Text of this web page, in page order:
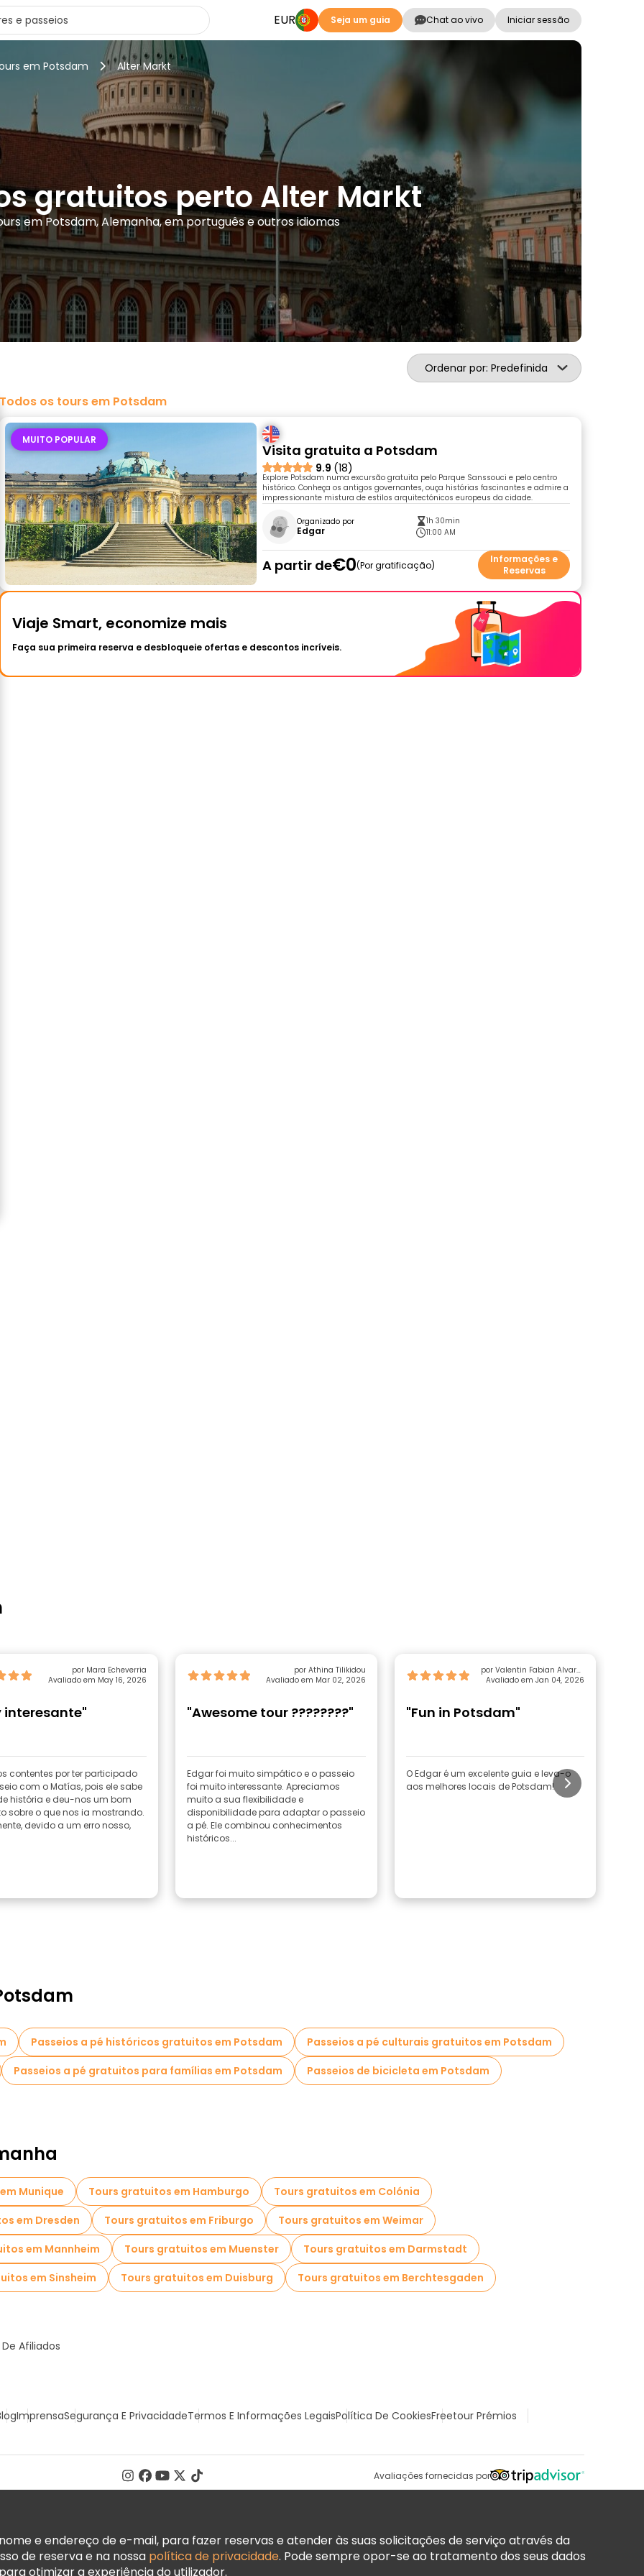
EUR Seja um guia Chat ao vivo Iniciar sessão
em Potsdam Alter Markt
gratuitos perto Alter Markt
em Potsdam, Alemanha, em português e outros idiomas
Ordenar por: Predefinida
Todos os tours em Potsdam
MUITO POPULAR
Visita gratuita a Potsdam
9.9 (18)
Explore Potsdam numa excursão gratuita pelo Parque Sanssouci e pelo centro
histórico. Conheça os antigos governantes, ouça histórias fascinantes e admire a
impressionante mistura de estilos arquitectónicos europeus da cidade.
Organizado por
Edgar
1h 30min
11:00 AM
A partir de€0 Por gratificação
Informações e
Reservas
Viaje Smart, economize mais
Faça sua primeira reserva e desbloqueie ofertas e descontos incríveis.
por Mara Echeverria
Avaliado em May 16, 2026
interesante"
contentes por ter participado
com o Matías, pois ele sabe
história e deu-nos um bom
sobre o que nos ia mostrando.
devido a um erro nosso,
por Athina Tilikidou
Avaliado em Mar 02, 2026
"Awesome tour ????????"
Edgar foi muito simpático e o passeio
foi muito interessante. Apreciamos
muito a sua flexibilidade e
disponibilidade para adaptar o passeio
a pé. Ele combinou conhecimentos
históricos...
por Valentin Fabian Alvarez
Sanchez
Avaliado em Jan 04, 2026
"Fun in Potsdam"
O Edgar é um excelente guia e leva-o
aos melhores locais de Potsdam!
Passeios a pé históricos gratuitos em Potsdam
Passeios a pé culturais gratuitos em Potsdam
Passeios a pé gratuitos para famílias em Potsdam
Passeios de bicicleta em Potsdam
Munique Tours gratuitos em Hamburgo
Tours gratuitos em Colónia
em Dresden Tours gratuitos em Friburgo
Tours gratuitos em Weimar
em Mannheim Tours gratuitos em Muenster
Tours gratuitos em Darmstadt
em Sinsheim Tours gratuitos em Duisburg Tours gratuitos em Berchtesgaden
Afiliados
ImprensaSegurança E PrivacidadeTermos E Informações LegaisPolítica De CookiesFreetour Prémios
Avaliações fornecidas por
e endereço de e-mail, para fazer reservas e atender às suas solicitações de serviço através da
de reserva e na nossa política de privacidade. Pode sempre opor-se ao tratamento dos seus dados
otimizar a experiência do utilizador.